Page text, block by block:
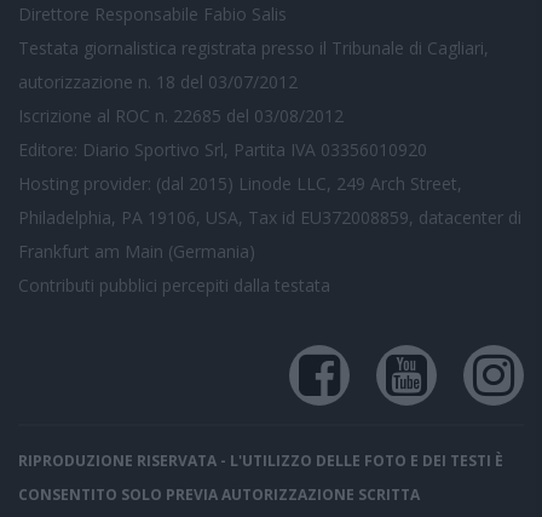
Direttore Responsabile Fabio Salis
Testata giornalistica registrata presso il Tribunale di Cagliari,
autorizzazione n. 18 del 03/07/2012
Iscrizione al ROC n. 22685 del 03/08/2012
Editore: Diario Sportivo Srl, Partita IVA 03356010920
Hosting provider: (dal 2015) Linode LLC, 249 Arch Street,
Philadelphia, PA 19106, USA, Tax id EU372008859, datacenter di
Frankfurt am Main (Germania)
Contributi pubblici percepiti dalla testata
RIPRODUZIONE RISERVATA - L'UTILIZZO DELLE FOTO E DEI TESTI È
CONSENTITO SOLO PREVIA AUTORIZZAZIONE SCRITTA